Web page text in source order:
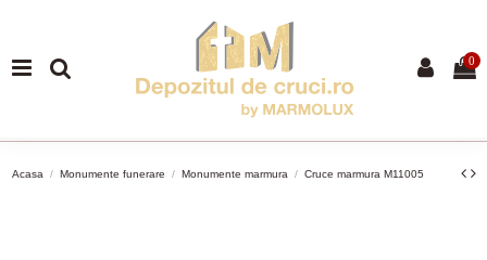
0
Acasa Monumente funerare Monumente marmura Cruce marmura M11005